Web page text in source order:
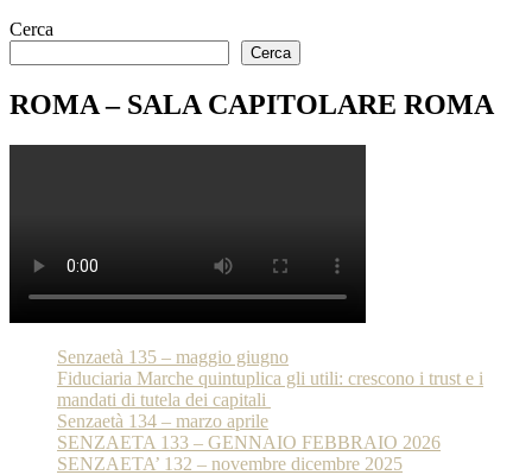
Cerca
Cerca
ROMA – SALA CAPITOLARE ROMA
Senzaetà 135 – maggio giugno
Fiduciaria Marche quintuplica gli utili: crescono i trust e i
mandati di tutela dei capitali
Senzaetà 134 – marzo aprile
SENZAETA 133 – GENNAIO FEBBRAIO 2026
SENZAETA’ 132 – novembre dicembre 2025